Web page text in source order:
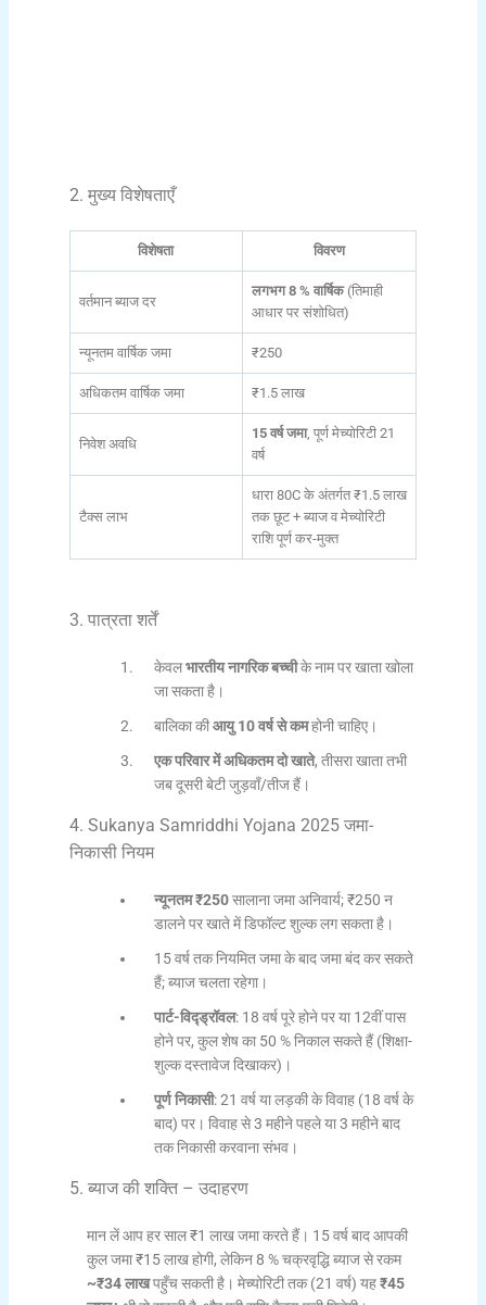
2. मुख्य विशेषताएँ
विशेषता विवरण
वर्तमान ब्याज दर
लगभग 8 % वार्षिक(तिमाही
आधार पर संशोधित)
न्यूनतम वार्षिक जमा ₹250
अधिकतम वार्षिक जमा ₹1.5 लाख
निवेश अवधि
15 वर्ष जमा, पूर्ण मेच्योरिटी 21
वर्ष
टैक्स लाभ
धारा 80C के अंतर्गत ₹1.5 लाख
तक छूट + ब्याज व मेच्योरिटी
राशि पूर्ण कर-मुक्त
3. पात्रता शर्तें
केवलभारतीय नागरिक बच्चीके नाम पर खाता खोला
जा सकता है।
बालिका कीआयु 10 वर्ष से कमहोनी चाहिए।
एक परिवार में अधिकतम दो खाते, तीसरा खाता तभी
जब दूसरी बेटी जुड़वाँ/तीज हैं।
4. Sukanya Samriddhi Yojana 2025 जमा-
निकासी नियम
न्यूनतम ₹250सालाना जमा अनिवार्य; ₹250 न
डालने पर खाते में डिफॉल्ट शुल्क लग सकता है।
15 वर्ष तक नियमित जमा के बाद जमा बंद कर सकते
हैं; ब्याज चलता रहेगा।
पार्ट-विद्ड्रॉवल: 18 वर्ष पूरे होने पर या 12वीं पास
होने पर, कुल शेष का 50 % निकाल सकते हैं (शिक्षा-
शुल्क दस्‍तावेज दिखाकर)।
पूर्ण निकासी: 21 वर्ष या लड़की के विवाह (18 वर्ष के
बाद) पर। विवाह से 3 महीने पहले या 3 महीने बाद
तक निकासी करवाना संभव।
5. ब्याज की शक्ति – उदाहरण
मान लें आप हर साल ₹1 लाख जमा करते हैं। 15 वर्ष बाद आपकी
कुल जमा ₹15 लाख होगी, लेकिन 8 % चक्रवृद्धि ब्याज से रकम
~₹34 लाखपहुँच सकती है। मेच्योरिटी तक (21 वर्ष) यह₹45